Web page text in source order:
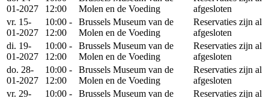
01-2027
12:00
Molen en de Voeding
afgesloten
vr. 15-
01-2027
10:00 -
12:00
Brussels Museum van de
Molen en de Voeding
Reservaties zijn al
afgesloten
di. 19-
01-2027
10:00 -
12:00
Brussels Museum van de
Molen en de Voeding
Reservaties zijn al
afgesloten
do. 28-
01-2027
10:00 -
12:00
Brussels Museum van de
Molen en de Voeding
Reservaties zijn al
afgesloten
vr. 29-
10:00 - Brussels Museum van de Reservaties zijn al